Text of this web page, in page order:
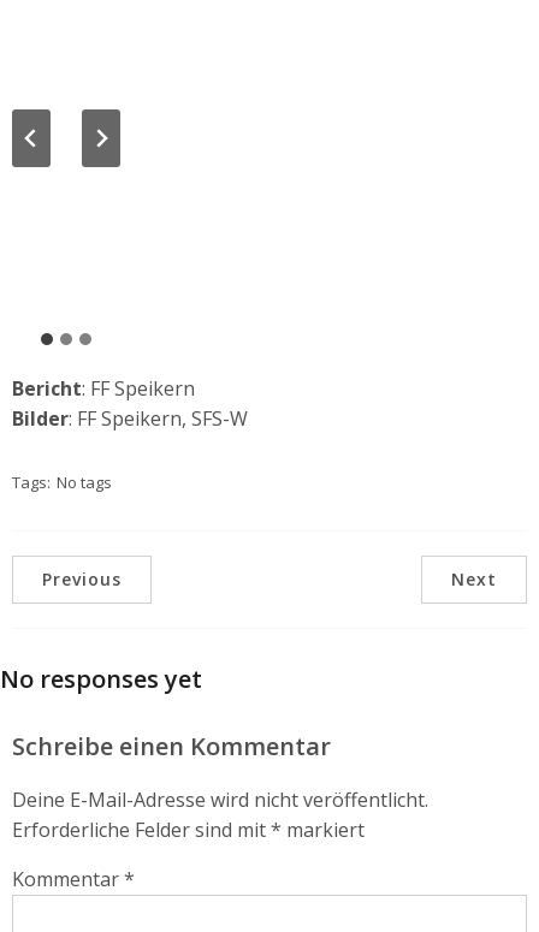
Bericht: FF Speikern
Bilder: FF Speikern, SFS-W
Tags: No tags
Previous Next
No responses yet
Schreibe einen Kommentar
Deine E-Mail-Adresse wird nicht veröffentlicht.
Erforderliche Felder sind mit* markiert
Kommentar*